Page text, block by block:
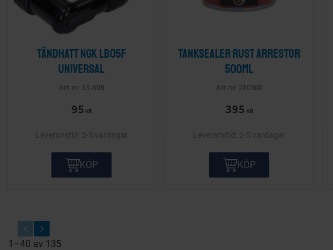
Tändhatt NGK LB05F
Universal
13-808
95 KR
2-5 vardagar
KÖP
Tanksealer Rust arrestor
500ml
280800
395 KR
2-5 vardagar
KÖP
1–40 av 135